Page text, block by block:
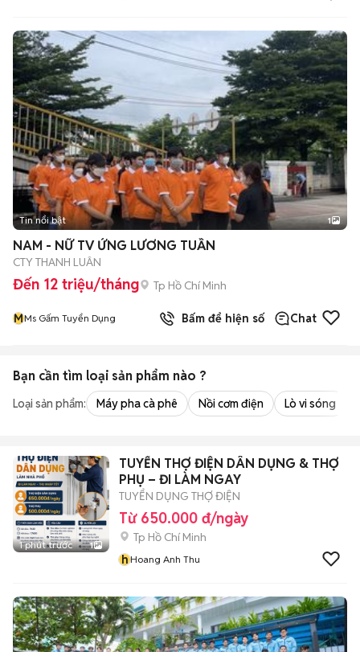
Tin nổi bật 1
NAM - NỮ TV ỨNG LƯƠNG TUẦN
CTY THANH LUÂN
Đến 12 triệu/tháng Tp Hồ Chí Minh
MMs Gấm Tuyển Dụng Bấm để hiện số Chat
Bạn cần tìm loại sản phẩm nào ?
Loại sản phẩm: Máy pha cà phê Nồi cơm điện Lò vi sóng
1 phút trước 1
TUYỂN THỢ ĐIỆN DÂN DỤNG & THỢ
PHỤ – ĐI LÀM NGAY
TUYỂN DỤNG THỢ ĐIỆN
Từ 650.000 đ/ngày
Tp Hồ Chí Minh
hHoang Anh Thu